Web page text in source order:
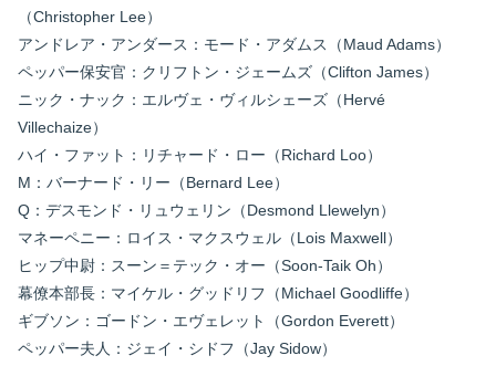
（Christopher Lee）
アンドレア・アンダース：モード・アダムス（Maud Adams）
ペッパー保安官：クリフトン・ジェームズ（Clifton James）
ニック・ナック：エルヴェ・ヴィルシェーズ（Hervé
Villechaize）
ハイ・ファット：リチャード・ロー（Richard Loo）
M：バーナード・リー（Bernard Lee）
Q：デスモンド・リュウェリン（Desmond Llewelyn）
マネーペニー：ロイス・マクスウェル（Lois Maxwell）
ヒップ中尉：スーン＝テック・オー（Soon-Taik Oh）
幕僚本部長：マイケル・グッドリフ（Michael Goodliffe）
ギブソン：ゴードン・エヴェレット（Gordon Everett）
ペッパー夫人：ジェイ・シドフ（Jay Sidow）